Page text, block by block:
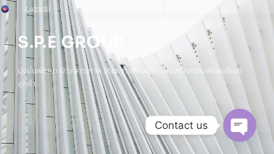
Lazada
S.P.E GROUP
มุ่งมั่นพัฒนา รักษาคุณภาพ มาตรฐานการผลิต เพื่อสร้างความพึงพอใจแก่
ลูกค้า
Contact us
Open